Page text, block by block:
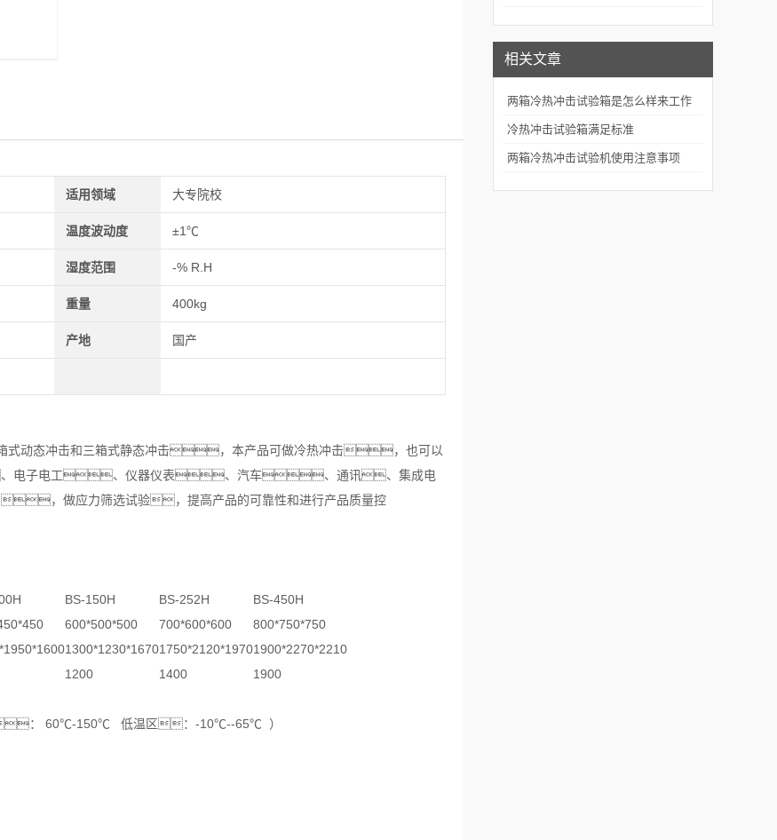
相关文章
两箱冷热冲击试验箱是怎么样来工作
的
冷热冲击试验箱满足标准
两箱冷热冲击试验机使用注意事项
适用领域 大专院校
温度波动度 ±1℃
湿度范围 -% R.H
重量 400kg
产地 国产
式动态冲击和三箱式静态冲击，本产品可做冷热冲击，也可以
、电子电工、仪器仪表、汽车、通讯、集成电
，做应力筛选试验，提高产品的可靠性和进行产品质量控
BS-150H BS-252H
BS-450H
600*500*500 700*600*600
800*750*750
1300*1230*16701750*2120*19701900*2270*2210
1200 1400 1900
： 60℃-150℃ 低温区：-10℃--65℃ ）